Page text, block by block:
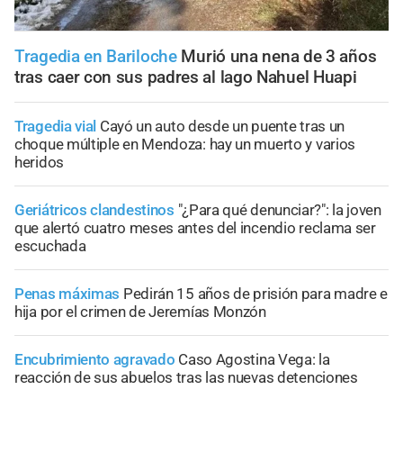
Tragedia en Bariloche Murió una nena de 3 años
tras caer con sus padres al lago Nahuel Huapi
Tragedia vial Cayó un auto desde un puente tras un
choque múltiple en Mendoza: hay un muerto y varios
heridos
Geriátricos clandestinos "¿Para qué denunciar?": la joven
que alertó cuatro meses antes del incendio reclama ser
escuchada
Penas máximas Pedirán 15 años de prisión para madre e
hija por el crimen de Jeremías Monzón
Encubrimiento agravado Caso Agostina Vega: la
reacción de sus abuelos tras las nuevas detenciones